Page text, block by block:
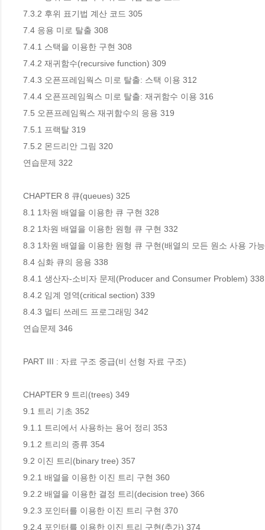
7.3.2 후위 표기법 계산 코드 305
7.4 응용 미로 탈출 308
7.4.1 스택을 이용한 구현 308
7.4.2 재귀함수(recursive function) 309
7.4.3 오픈프레임웍스 미로 탈출: 스택 이용 312
7.4.4 오픈프레임웍스 미로 탈출: 재귀함수 이용 316
7.5 오픈프레임웍스 재귀함수의 응용 319
7.5.1 프랙탈 319
7.5.2 몬드리안 그림 320
연습문제 322
CHAPTER 8 큐(queues) 325
8.1 1차원 배열을 이용한 큐 구현 328
8.2 1차원 배열을 이용한 원형 큐 구현 332
8.3 1차원 배열을 이용한 원형 큐 구현(배열의 모든 원소 사용 가
8.4 심화 큐의 응용 338
8.4.1 생산자-소비자 문제(Producer and Consumer Problem) 338
8.4.2 임계 영역(critical section) 339
8.4.3 멀티 쓰레드 프로그래밍 342
연습문제 346
PART III : 자료 구조 중급(비 선형 자료 구조)
CHAPTER 9 트리(trees) 349
9.1 트리 기초 352
9.1.1 트리에서 사용하는 용어 정리 353
9.1.2 트리의 종류 354
9.2 이진 트리(binary tree) 357
9.2.1 배열을 이용한 이진 트리 구현 360
9.2.2 배열을 이용한 결정 트리(decision tree) 366
9.2.3 포인터를 이용한 이진 트리 구현 370
9.2.4 포인터를 이용한 이진 트리 구현(추가) 374